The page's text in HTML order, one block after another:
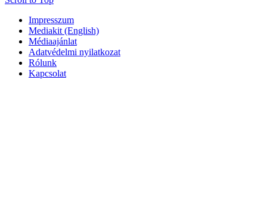
Impresszum
Mediakit (English)
Médiaajánlat
Adatvédelmi nyilatkozat
Rólunk
Kapcsolat